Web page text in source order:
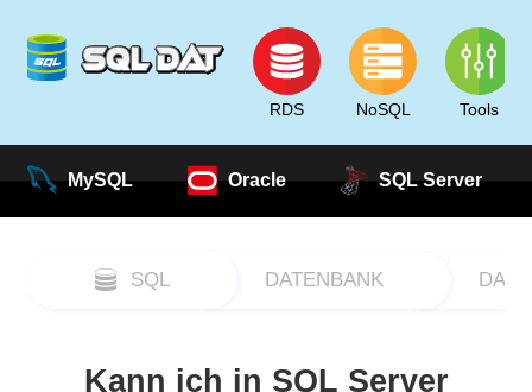
RDS NoSQL Tools
MySQL Oracle SQL Server
SQL DATENBANK
Kann ich in SQL Server